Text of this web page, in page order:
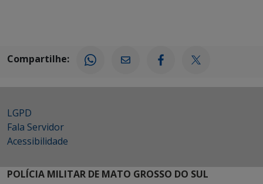
Compartilhe:
LGPD
Fala Servidor
Acessibilidade
POLÍCIA MILITAR DE MATO GROSSO DO SUL